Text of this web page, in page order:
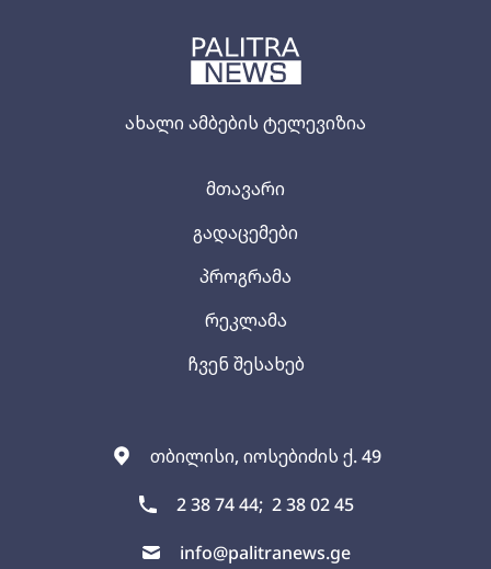
ახალი ამბების ტელევიზია
თბილისი, იოსებიძის ქ. 49
2 38 74 44; 2 38 02 45
info@palitranews.ge
მთავარი
გადაცემები
პროგრამა
რეკლამა
ჩვენ შესახებ